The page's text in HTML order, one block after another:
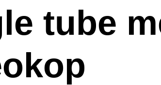
tube